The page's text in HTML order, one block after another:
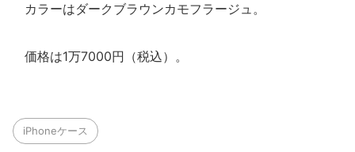
カラーはダークブラウンカモフラージュ。
価格は1万7000円（税込）。
iPhoneケース